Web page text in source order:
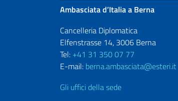
Ambasciata d’Italia a Berna
Cancelleria Diplomatica
Elfenstrasse 14, 3006 Berna
Tel: +41 31 350 07 77
E-mail: berna.ambasciata@esteri.it
Gli uffici della sede